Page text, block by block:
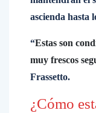
ascienda hasta
“Estas son
muy frescos
Frassetto.
¿Cómo